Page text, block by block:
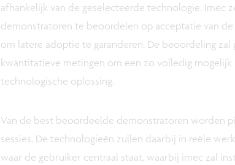
afhankelijk van de geselecteerde technologie. Imec
demonstratoren te beoordelen op acceptatie van
om latere adoptie te garanderen. De beoordeling
kwantitatieve metingen om een zo volledig
technologische oplossing.
Van de best beoordeelde demonstratoren worden
sessies. De technologieën zullen daarbij in reële
waar de gebruiker centraal staat, waarbij imec zal